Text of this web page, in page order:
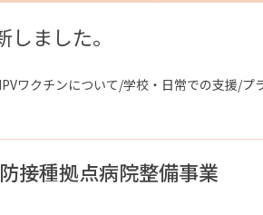
ました。
ワクチンについて/学校・日常での支援/プ
接種拠点病院整備事業